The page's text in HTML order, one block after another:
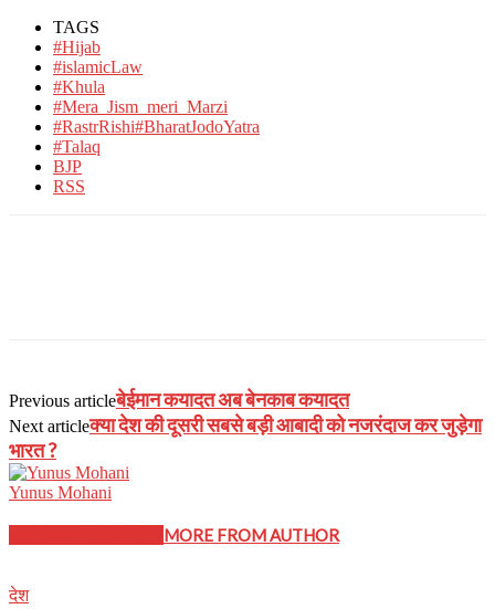
TAGS
#Hijab
#islamicLaw
#Khula
#Mera_Jism_meri_Marzi
#RastrRishi#BharatJodoYatra
#Talaq
BJP
RSS
Previous articleबेईमान कयादत अब बेनकाब कयादत
Next articleक्या देश की दूसरी सबसे बड़ी आबादी को नजरंदाज कर जुड़ेगा
भारत ?
Yunus Mohani
MORE FROM AUTHOR
देश